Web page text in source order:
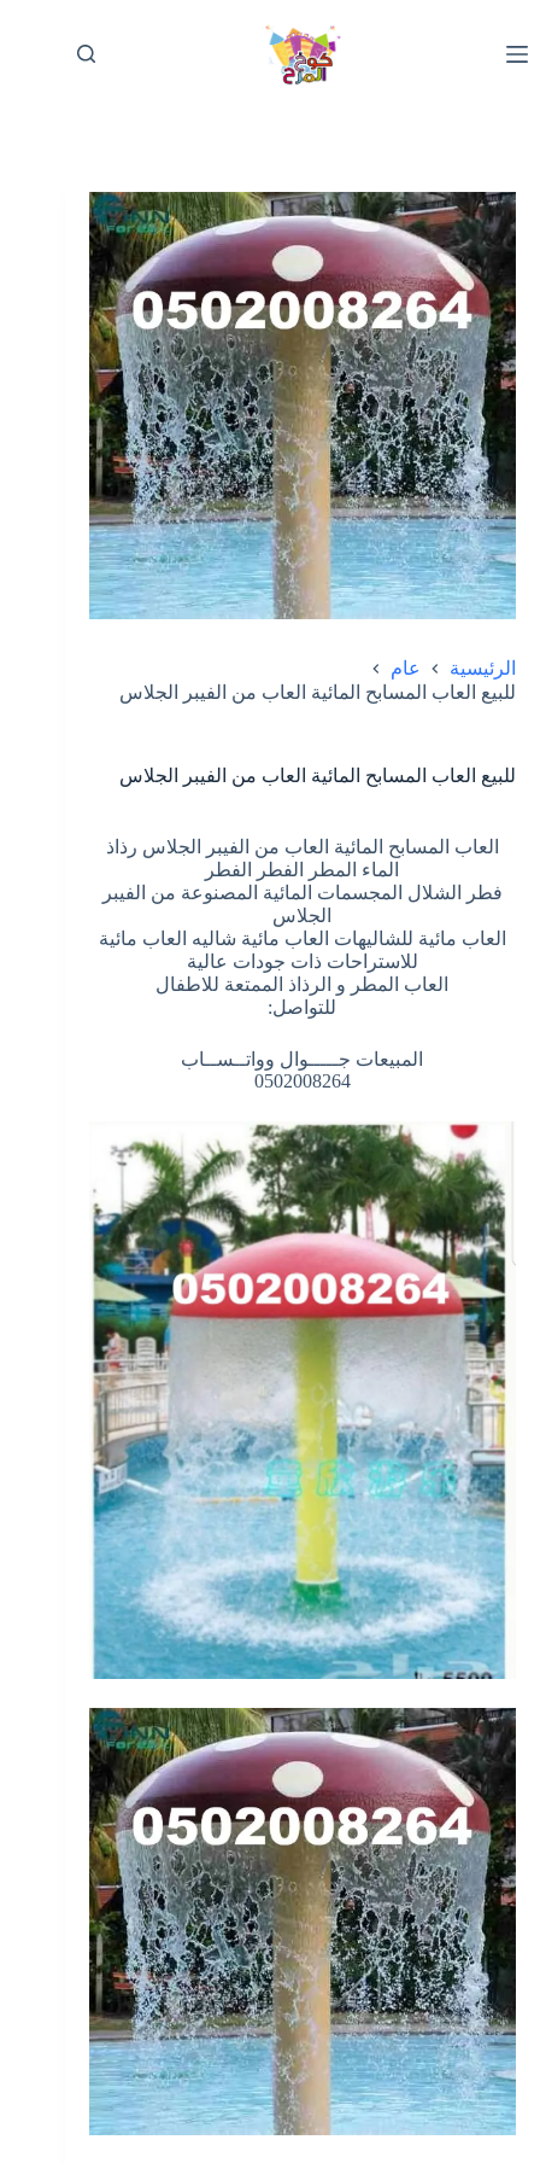
المحتوى
الرئيسية
عام
للبيع العاب المسابح المائية العاب من الفيبر الجلاس
للبيع العاب المسابح المائية العاب من الفيبر الجلاس
العاب المسابح المائية العاب من الفيبر الجلاس رذاذ
الماء المطر الفطر الفطر
فطر الشلال المجسمات المائية المصنوعة من الفيبر
الجلاس
العاب مائية للشاليهات العاب مائية شاليه العاب مائية
للاستراحات ذات جودات عالية
العاب المطر و الرذاذ الممتعة للاطفال
للتواصل:
المبيعات جـــــوال وواتــســاب
0502008264